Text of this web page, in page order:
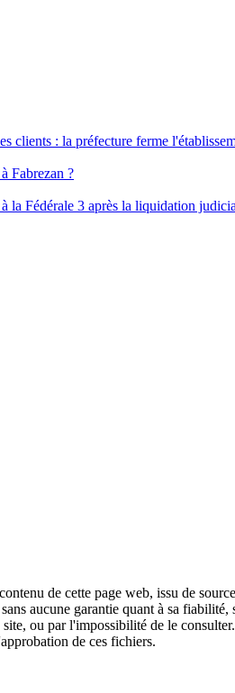
clients : la préfecture ferme
Fabrezan ?
la Fédérale 3 après la liquidation
de cette page web, issu de
aucune garantie quant à sa
ou par l'impossibilité de le
de ces fichiers.